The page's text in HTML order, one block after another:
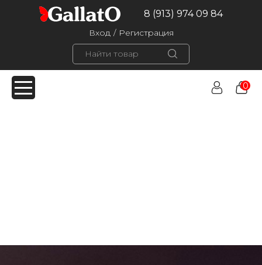
8 (913) 974 09 84
Вход / Регистрация
0